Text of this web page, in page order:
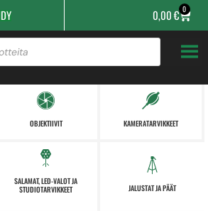
0,00€ 0
OBJEKTIIVIT KAMERATARVIKKEET
SALAMAT, LED-VALOT JA
STUDIOTARVIKKEET
JALUSTAT JA PÄÄT